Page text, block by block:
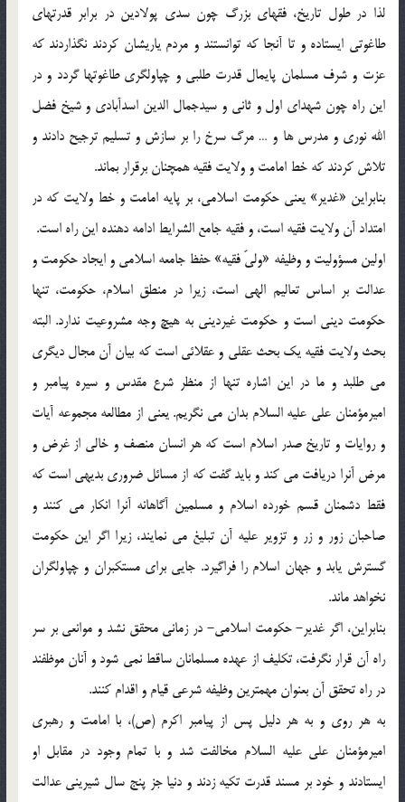
لذا در طول تاريخ، فقهاي بزرگ چون سدي پولادين در برابر قدرتهاي
طاغوتي ايستاده و تا آنجا كه توانستند و مردم ياريشان كردند نگذاردند كه
عزت و شرف مسلمان پايمال قدرت طلبي و چپاولگري طاغوتها گردد و در
اين راه چون شهداي اول و ثاني و سيدجمال الدين اسدآبادي و شيخ فضل
الله نوري و مدرس ها و … مرگ سرخ را بر سازش و تسليم ترجيح دادند و
تلاش كردند كه خط امامت و ولايت فقيه همچنان برقرار بماند.
بنابراين «غدير» يعني حكومت اسلامي، بر پايه امامت و خط ولايت كه در
امتداد آن ولايت فقيه است، و فقيه جامع الشرايط ادامه دهنده اين راه است.
اولين مسؤوليت و وظيفه «وليّ فقيه» حفظ جامعه اسلامي و ايجاد حكومت و
عدالت بر اساس تعاليم الهي است، زيرا در منطق اسلام، حكومت، تنها
حكومت ديني است و حكومت غيرديني به هيچ وجه مشروعيت ندارد. البته
بحث ولايت فقيه يك بحث عقلي و عقلائي است كه بيان آن مجال ديگري
مي طلبد و ما در اين اشاره تنها از منظر شرع مقدس و سيره پيامبر و
اميرمؤمنان علي عليه السلام بدان مي نگريم. يعني از مطالعه مجموعه آيات
و روايات و تاريخ صدر اسلام است كه هر انسان منصف و خالي از غرض و
مرض آنرا دريافت مي كند و بايد گفت كه از مسائل ضروري بديهي است كه
فقط دشمنان قسم خورده اسلام و مسلمين آگاهانه آنرا انكار مي كنند و
صاحبان زور و زر و تزوير عليه آن تبليغ مي نمايند، زيرا اگر اين حكومت
گسترش يابد و جهان اسلام را فراگيرد. جايي براي مستكبران و چپاولگران
نخواهد ماند.
بنابراين، اگر غدير- حكومت اسلامي- در زماني محقق نشد و موانعي بر سر
راه آن قرار نگرفت، تكليف از عهده مسلمانان ساقط نمي شود و آنان موظفند
در راه تحقق آن بعنوان مهمترين وظيفه شرعي قيام و اقدام كنند.
به هر روي و به هر دليل پس از پيامبر اكرم (ص)، با امامت و رهبري
اميرمؤمنان علي عليه السلام مخالفت شد و با تمام وجود در مقابل او
ايستادند و خود بر مسند قدرت تكيه زدند و دنيا جز پنج سال شيريني عدالت